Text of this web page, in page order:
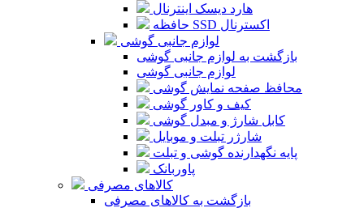
هارد دیسک اینترنال
حافظه SSD اکسترنال
لوازم جانبی گوشی
بازگشت به لوازم جانبی گوشی
لوازم جانبی گوشی
محافظ صفحه نمایش گوشی
کیف و کاور گوشی
کابل شارژ و مبدل گوشی
شارژر تبلت و موبایل
پایه نگهدارنده گوشی و تبلت
پاوربانک
کالاهای مصرفی
بازگشت به کالاهای مصرفی